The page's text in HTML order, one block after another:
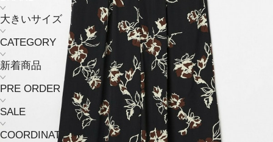
大きいサイズ
CATEGORY
新着商品
PRE ORDER
SALE
COORDINATE